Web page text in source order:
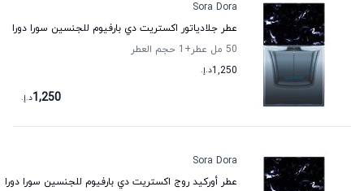
Sora Dora
عطر جلادياتور اكستريت دي بارفيوم للجنسين سورا دورا
50 مل عطر
+1
حجم العطر
1,250د.إ.
1,250د.إ.
Sora Dora
عطر أوركيد روج اكستريت دي بارفيوم للجنسين سورا دورا